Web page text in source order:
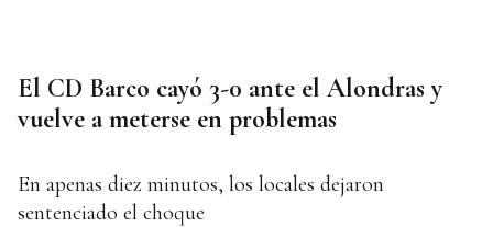
El CD Barco cayó 3-0 ante el Alondras y
vuelve a meterse en problemas
En apenas diez minutos, los locales dejaron
sentenciado el choque